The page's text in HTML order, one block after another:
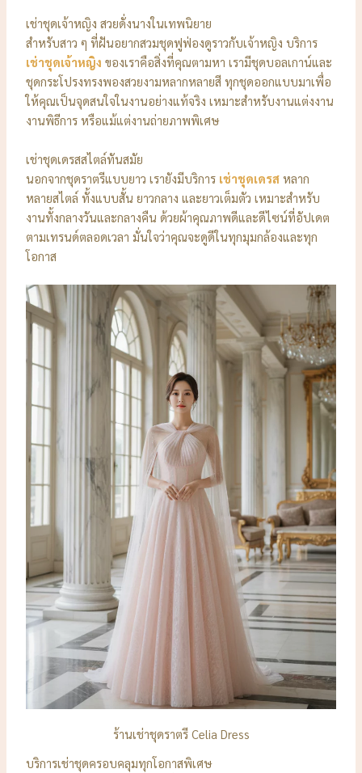
เช่าชุดเจ้าหญิง สวยดั่งนางในเทพนิยาย
สำหรับสาว ๆ ที่ฝันอยากสวมชุดฟูฟ่องดูราวกับเจ้าหญิง บริการ
เช่าชุดเจ้าหญิง ของเราคือสิ่งที่คุณตามหา เรามีชุดบอลเกาน์และ
ชุดกระโปรงทรงพองสวยงามหลากหลายสี ทุกชุดออกแบบมาเพื่อ
ให้คุณเป็นจุดสนใจในงานอย่างแท้จริง เหมาะสำหรับงานแต่งงาน
งานพิธีการ หรือแม้แต่งานถ่ายภาพพิเศษ
เช่าชุดเดรสสไตล์ทันสมัย
นอกจากชุดราตรีแบบยาว เรายังมีบริการ เช่าชุดเดรส หลาก
หลายสไตล์ ทั้งแบบสั้น ยาวกลาง และยาวเต็มตัว เหมาะสำหรับ
งานทั้งกลางวันและกลางคืน ด้วยผ้าคุณภาพดีและดีไซน์ที่อัปเดต
ตามเทรนด์ตลอดเวลา มั่นใจว่าคุณจะดูดีในทุกมุมกล้องและทุก
โอกาส
ร้านเช่าชุดราตรี Celia Dress
บริการเช่าชุดครอบคลุมทุกโอกาสพิเศษ